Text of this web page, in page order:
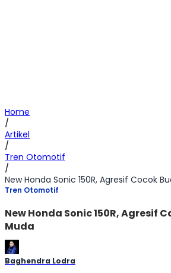
Home
/
Artikel
/
Tren Otomotif
/
New Honda Sonic 150R, Agresif Cocok
Tren Otomotif
New Honda Sonic 150R, Agresif
Muda
Baghendra Lodra